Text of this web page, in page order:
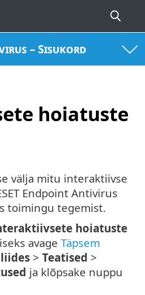
– Sisukord
hoiatuste
välja mitu interaktiivse
Endpoint Antivirus
toimingu tegemist.
hoiatuste
avage Täpsem
> Teatised >
ja klõpsake nuppu